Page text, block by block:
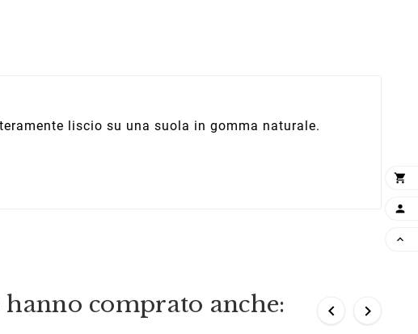
liscio su una suola in gomma naturale.
comprato anche:  


